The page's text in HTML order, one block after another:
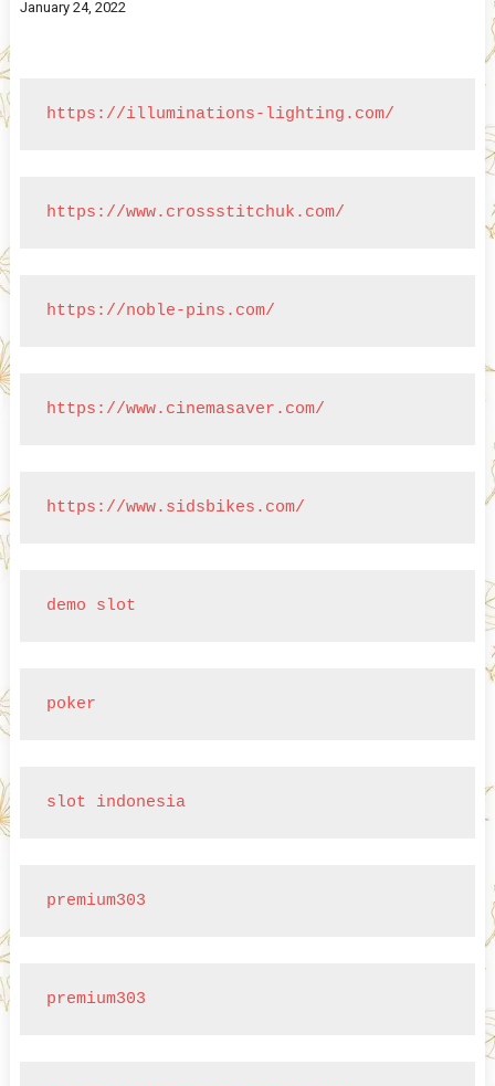
January 24, 2022
https://illuminations-lighting.com/
https://www.crossstitchuk.com/
https://noble-pins.com/
https://www.cinemasaver.com/
https://www.sidsbikes.com/
demo slot
poker
slot indonesia
premium303
premium303